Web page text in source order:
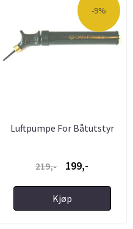
-9%
Luftpumpe For Båtutstyr
219,- 199,-
Kjøp